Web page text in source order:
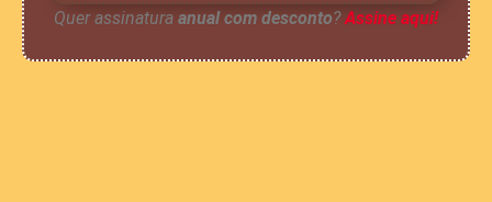
Quer assinatura anual com desconto?Assine aqui!